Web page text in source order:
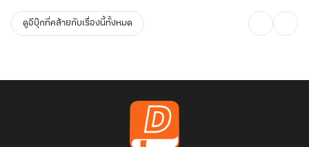
ดูอีบุ๊กที่คล้ายกับเรื่องนี้ทั้งหมด